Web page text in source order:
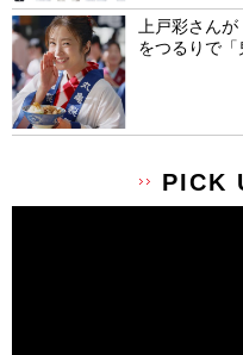
上戸彩さん
をつるりで「
PICK